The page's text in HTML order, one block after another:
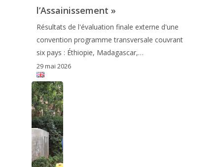
l’Assainissement »
Résultats de l'évaluation finale externe d'une
convention programme transversale couvrant
six pays : Éthiopie, Madagascar,…
29 mai 2026